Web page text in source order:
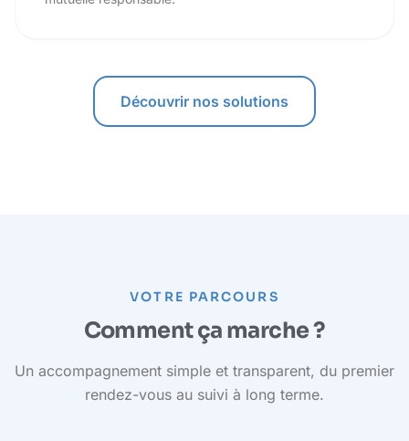
Découvrir nos solutions
VOTRE PARCOURS
Comment ça marche ?
Un accompagnement simple et transparent, du premier
rendez-vous au suivi à long terme.